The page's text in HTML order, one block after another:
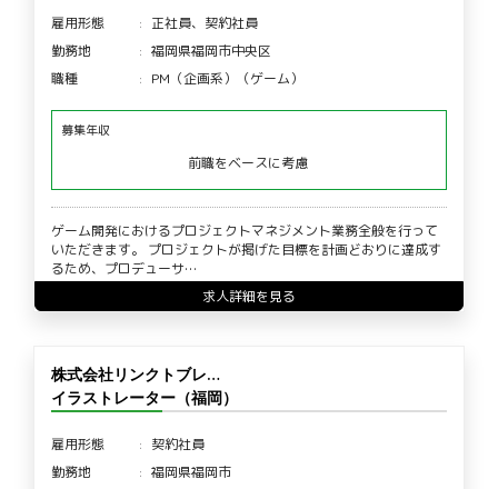
雇用形態
正社員、契約社員
勤務地
福岡県福岡市中央区
職種
PM（企画系）（ゲーム）
募集年収
前職をベースに考慮
ゲーム開発におけるプロジェクトマネジメント業務全般を行って
いただきます。 プロジェクトが掲げた目標を計画どおりに達成す
るため、プロデューサ…
求人詳細を見る
株式会社リンクトブレ…
イラストレーター（福岡）
雇用形態
契約社員
勤務地
福岡県福岡市